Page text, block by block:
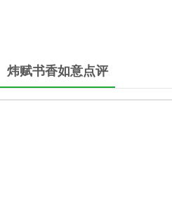
炜赋书香如意点评